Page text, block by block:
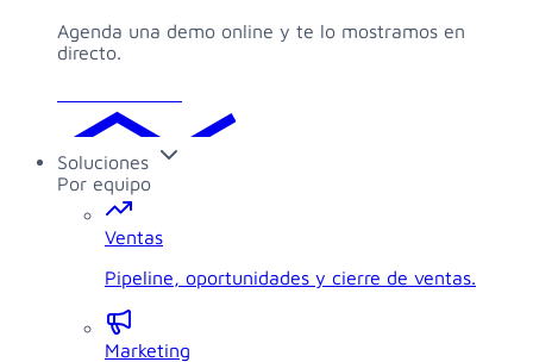
Agenda una demo online y te lo mostramos en
directo.
Soluciones
Por equipo
Ventas
Pipeline, oportunidades y cierre de ventas.
Marketing